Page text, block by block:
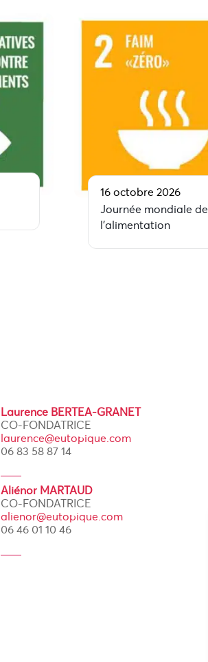
16 octobre 2026
Journée mondiale de
l’alimentation
Laurence BERTEA-GRANET
CO-FONDATRICE
laurence@eutopique.com
06 83 58 87 14
Aliénor MARTAUD
CO-FONDATRICE
alienor@eutopique.com
06 46 01 10 46